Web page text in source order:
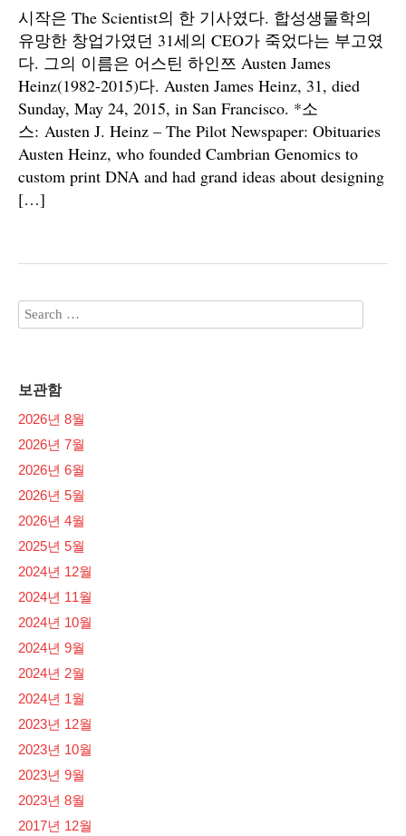
시작은 The Scientist의 한 기사였다. 합성생물학의
유망한 창업가였던 31세의 CEO가 죽었다는 부고였
다. 그의 이름은 어스틴 하인쯔 Austen James
Heinz(1982-2015)다. Austen James Heinz, 31, died
Sunday, May 24, 2015, in San Francisco. *소
스: Austen J. Heinz – The Pilot Newspaper: Obituaries
Austen Heinz, who founded Cambrian Genomics to
custom print DNA and had grand ideas about designing
[…]
보관함
2026년 8월
2026년 7월
2026년 6월
2026년 5월
2026년 4월
2025년 5월
2024년 12월
2024년 11월
2024년 10월
2024년 9월
2024년 2월
2024년 1월
2023년 12월
2023년 10월
2023년 9월
2023년 8월
2017년 12월